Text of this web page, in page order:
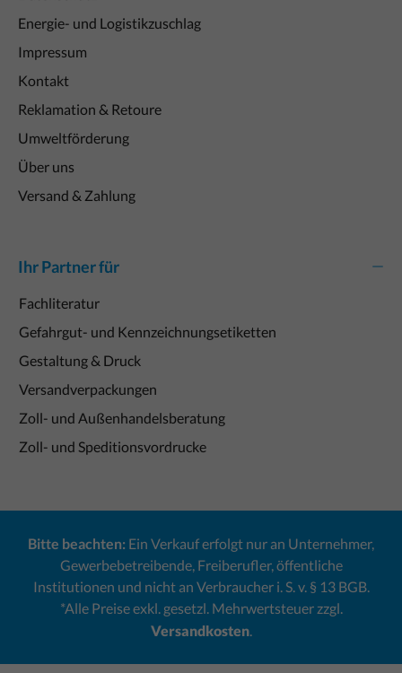
Energie- und Logistikzuschlag
Impressum
Kontakt
Reklamation & Retoure
Umweltförderung
Über uns
Versand & Zahlung
Ihr Partner für
Fachliteratur
Gefahrgut- und Kennzeichnungsetiketten
Gestaltung & Druck
Versandverpackungen
Zoll- und Außenhandelsberatung
Zoll- und Speditionsvordrucke
Bitte beachten: Ein Verkauf erfolgt nur an Unternehmer,
Gewerbebetreibende, Freiberufler, öffentliche
Institutionen und nicht an Verbraucher i. S. v. § 13 BGB.
*Alle Preise exkl. gesetzl. Mehrwertsteuer zzgl.
Versandkosten.